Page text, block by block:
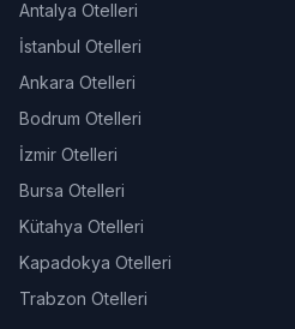
Antalya Otelleri
İstanbul Otelleri
Ankara Otelleri
Bodrum Otelleri
İzmir Otelleri
Bursa Otelleri
Kütahya Otelleri
Kapadokya Otelleri
Trabzon Otelleri